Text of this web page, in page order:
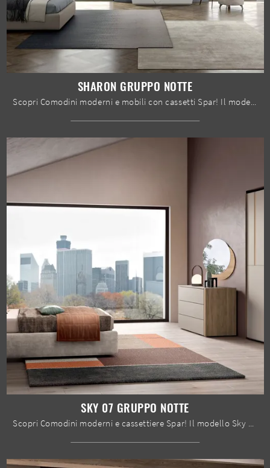
SHARON GRUPPO NOTTE
Scopri Comodini moderni e mobili con cassetti Spar! Il modello Sharon Gruppo Notte realizzato in legno è la scelta ideale.
SKY 07 GRUPPO NOTTE
Scopri Comodini moderni e cassettiere Spar! Il modello Sky 07 Gruppo Notte costruito in melaminico è la scelta ideale.